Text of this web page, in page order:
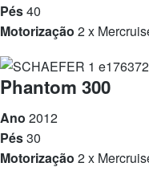
Pés40
Motorização 2 x
Phantom 300
Ano 2012
Pés30
Motorização 2 x